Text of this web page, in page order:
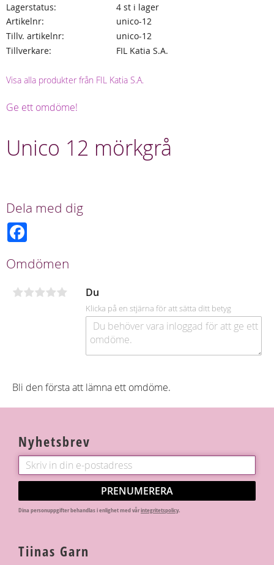
Lagerstatus
4 st i lager
Artikelnr
unico-12
Tillv. artikelnr
unico-12
Tillverkare
FIL Katia S.A.
Visa alla produkter från FIL Katia S.A.
Ge ett omdöme!
Unico 12 mörkgrå
Dela med dig
b
o
k
Omdömen
Du
Klicka på en stjärna för att sätta ditt betyg
Bli den första att lämna ett omdöme.
Nyhetsbrev
PRENUMERERA
Dina personuppgifter behandlas i enlighet med vårintegritetspolicy.
Tiinas Garn